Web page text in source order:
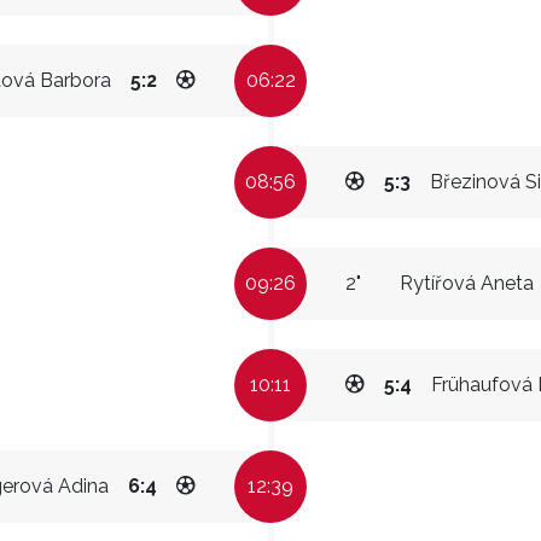
Barbora 5:2 06:22
08:56 Březinová
5:3
09:26 Rytířová Aneta
2"
10:11 Frühaufová
5:4
Adina 6:4 12:39